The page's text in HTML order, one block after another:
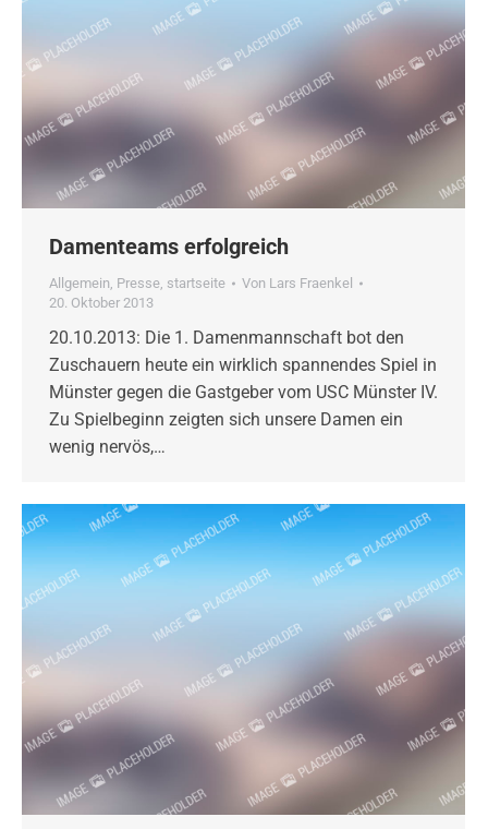
Damenteams erfolgreich
Allgemein, Presse, startseite Von Lars Fraenkel
20. Oktober 2013
20.10.2013: Die 1. Damenmannschaft bot den
Zuschauern heute ein wirklich spannendes Spiel in
Münster gegen die Gastgeber vom USC Münster IV.
Zu Spielbeginn zeigten sich unsere Damen ein
wenig nervös,…